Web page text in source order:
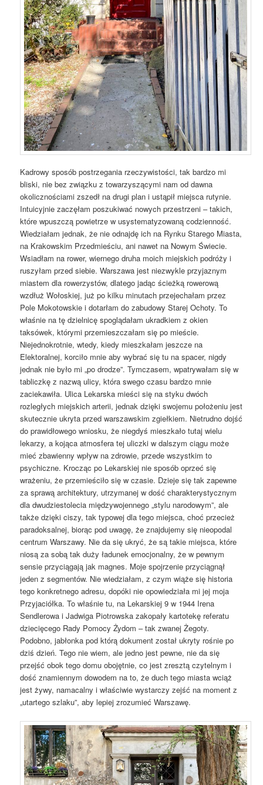
Kadrowy sposób postrzegania rzeczywistości, tak bardzo mi
bliski, nie bez związku z towarzyszącymi nam od dawna
okolicznościami zszedł na drugi plan i ustąpił miejsca rutynie.
Intuicyjnie zaczęłam poszukiwać nowych przestrzeni – takich,
które wpuszczą powietrze w usystematyzowaną codzienność.
Wiedziałam jednak, że nie odnajdę ich na Rynku Starego Miasta,
na Krakowskim Przedmieściu, ani nawet na Nowym Świecie.
Wsiadłam na rower, wiernego druha moich miejskich podróży i
ruszyłam przed siebie. Warszawa jest niezwykle przyjaznym
miastem dla rowerzystów, dlatego jadąc ścieżką rowerową
wzdłuż Wołoskiej, już po kilku minutach przejechałam przez
Pole Mokotowskie i dotarłam do zabudowy Starej Ochoty. To
właśnie na tę dzielnicę spoglądałam ukradkiem z okien
taksówek, którymi przemieszczałam się po mieście.
Niejednokrotnie, wtedy, kiedy mieszkałam jeszcze na
Elektoralnej, korciło mnie aby wybrać się tu na spacer, nigdy
jednak nie było mi „po drodze”. Tymczasem, wpatrywałam się w
tabliczkę z nazwą ulicy, która swego czasu bardzo mnie
zaciekawiła. Ulica Lekarska mieści się na styku dwóch
rozległych miejskich arterii, jednak dzięki swojemu położeniu jest
skutecznie ukryta przed warszawskim zgiełkiem. Nietrudno dojść
do prawidłowego wniosku, że niegdyś mieszkało tutaj wielu
lekarzy, a kojąca atmosfera tej uliczki w dalszym ciągu może
mieć zbawienny wpływ na zdrowie, przede wszystkim to
psychiczne. Krocząc po Lekarskiej nie sposób oprzeć się
wrażeniu, że przemieściło się w czasie. Dzieje się tak zapewne
za sprawą architektury, utrzymanej w dość charakterystycznym
dla dwudziestolecia międzywojennego „stylu narodowym”, ale
także dzięki ciszy, tak typowej dla tego miejsca, choć przecież
paradoksalnej, biorąc pod uwagę, że znajdujemy się nieopodal
centrum Warszawy. Nie da się ukryć, że są takie miejsca, które
niosą za sobą tak duży ładunek emocjonalny, że w pewnym
sensie przyciągają jak magnes. Moje spojrzenie przyciągnął
jeden z segmentów. Nie wiedziałam, z czym wiąże się historia
tego konkretnego adresu, dopóki nie opowiedziała mi jej moja
Przyjaciółka. To właśnie tu, na Lekarskiej 9 w 1944 Irena
Sendlerowa i Jadwiga Piotrowska zakopały kartotekę referatu
dziecięcego Rady Pomocy Żydom – tak zwanej Żegoty.
Podobno, jabłonka pod którą dokument został ukryty rośnie po
dziś dzień. Tego nie wiem, ale jedno jest pewne, nie da się
przejść obok tego domu obojętnie, co jest zresztą czytelnym i
dość znamiennym dowodem na to, że duch tego miasta wciąż
jest żywy, namacalny i właściwie wystarczy zejść na moment z
„utartego szlaku”, aby lepiej zrozumieć Warszawę.